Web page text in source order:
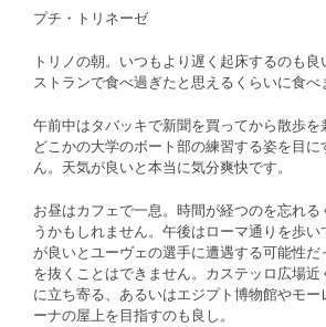
プチ・トリネーゼ
トリノの朝。いつもより遅く起床するのも
ストランで食べ過ぎたと思えるくらいに食べ
午前中はタバッキで新聞を買ってから散歩を
どこかの大学のボート部の練習する姿を目
ん。天気が良いと本当に気分爽快です。
お昼はカフェで一息。時間が経つのを忘れる
うかもしれません。午後はローマ通りを歩
が良いとユーヴェの選手に遭遇する可能性
を抜くことはできません。カステッロ広場近
に立ち寄る、あるいはエジプト博物館やモー
ーナの屋上を目指すのも良し。